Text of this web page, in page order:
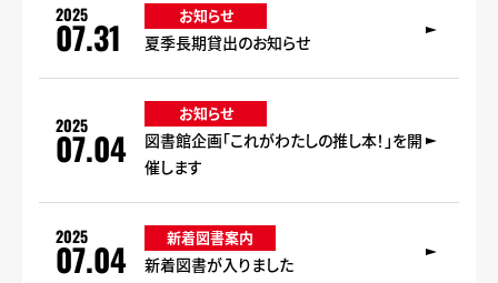
2025
07.31 お知らせ
夏季長期貸出のお知らせ
2025
07.04
お知らせ
図書館企画「これがわたしの推し本！」を開
催します
2025
07.04 新着図書案内
新着図書が入りました